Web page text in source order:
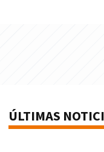
ÚLTIMAS